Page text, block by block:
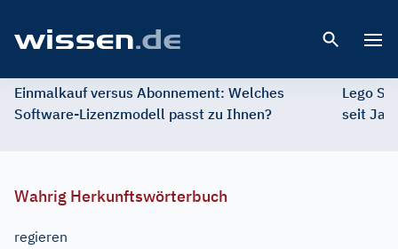
Einmalkauf versus Abonnement: Welches
Software-Lizenzmodell passt zu Ihnen?
Lego
seit
Wahrig Herkunftswörterbuch
regieren